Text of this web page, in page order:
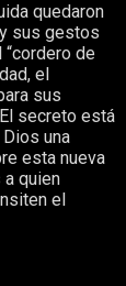
quedaron
sus gestos
de
el
sus
secreto está
una
esta nueva
quien
el